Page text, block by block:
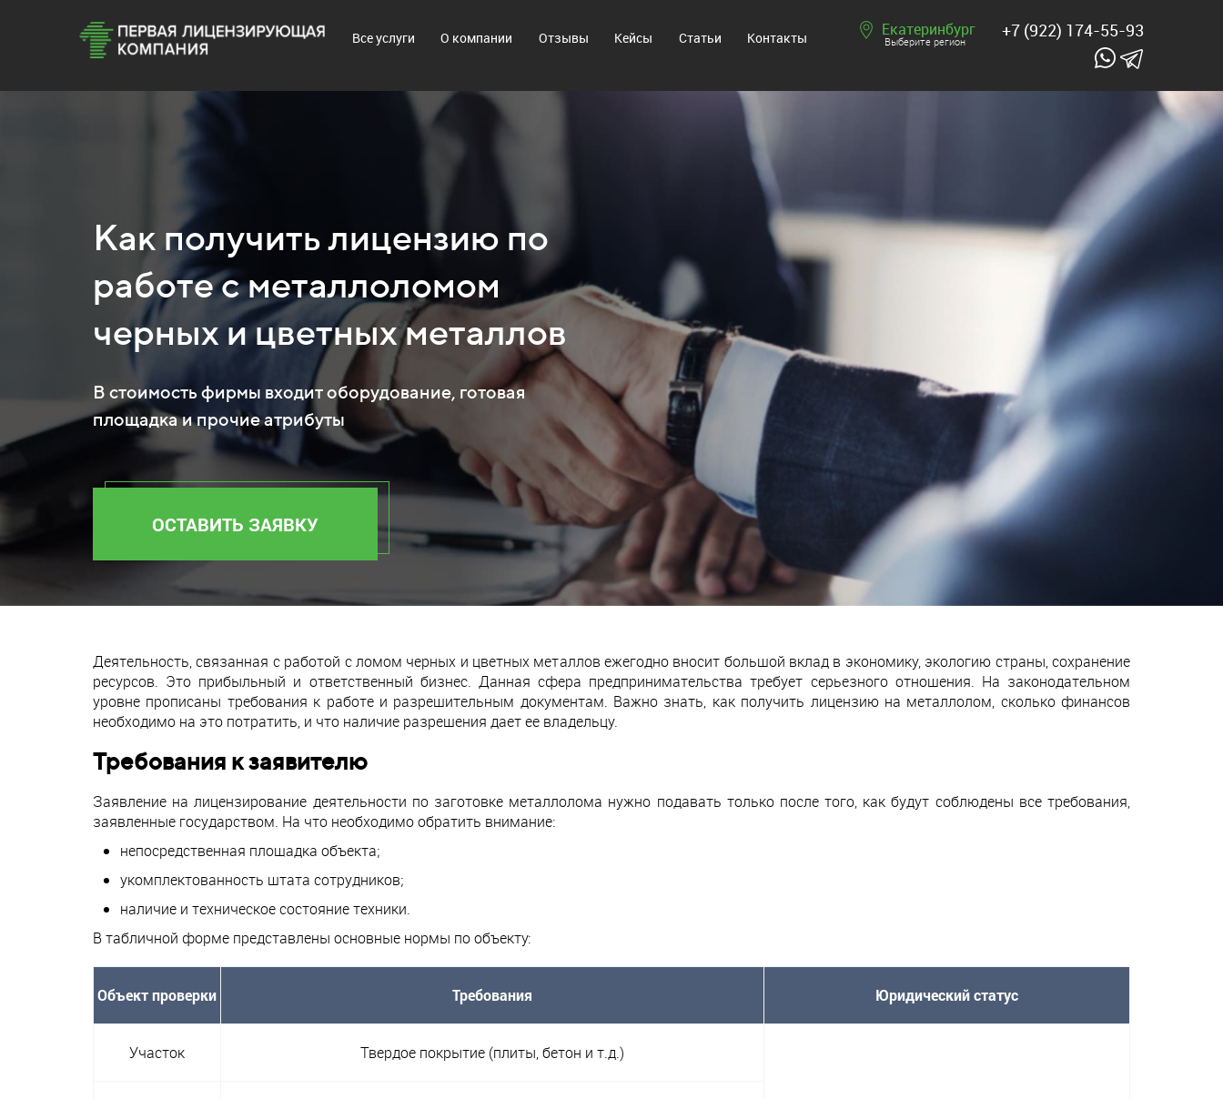
Все услуги О компании Отзывы Кейсы Статьи Контакты Екатеринбург
Выберите регион
+7 (922) 174-55-93
Как получить лицензию по
работе с металлоломом
черных и цветных металлов
В стоимость фирмы входит оборудование, готовая
площадка и прочие атрибуты
ОСТАВИТЬ ЗАЯВКУ
Деятельность, связанная с работой с ломом черных и цветных металлов ежегодно вносит большой вклад в экономику, экологию страны, сохранение
ресурсов. Это прибыльный и ответственный бизнес. Данная сфера предпринимательства требует серьезного отношения. На законодательном
уровне прописаны требования к работе и разрешительным документам. Важно знать, как получить лицензию на металлолом, сколько финансов
необходимо на это потратить, и что наличие разрешения дает ее владельцу.
Требования к заявителю
Заявление на лицензирование деятельности по заготовке металлолома нужно подавать только после того, как будут соблюдены все требования,
заявленные государством. На что необходимо обратить внимание:
непосредственная площадка объекта;
укомплектованность штата сотрудников;
наличие и техническое состояние техники.
В табличной форме представлены основные нормы по объекту:
Объект проверки Требования Юридический статус
Участок Твердое покрытие (плиты, бетон и т.д.)